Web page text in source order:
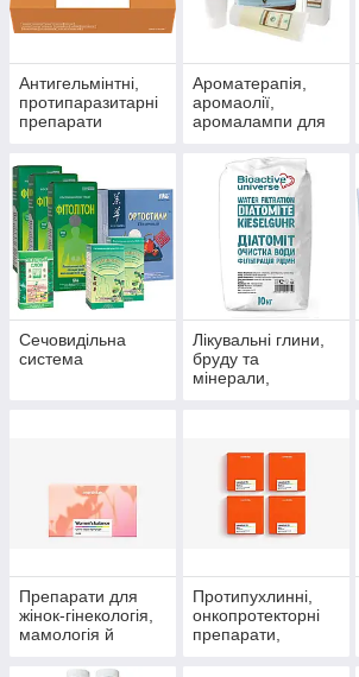
Антигельмінтні,
протипаразитарні
препарати
Ароматерапія,
аромаолії,
аромалампи для
приміщень
Сечовидільна
система
Лікувальні глини,
бруду та
мінерали,
прийняття ванн.
Препарати для
жінок-гінекологія,
мамологія й
Протипухлинні,
онкопротекторні
препарати,